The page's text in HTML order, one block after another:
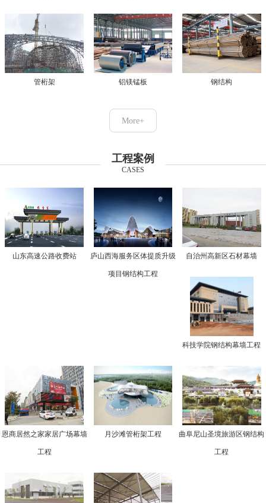
管桁架 铝镁锰板 钢结构
More+
工程案例
CASES
山东高速公路收费站 庐山西海服务区体提质升级
项目钢结构工程
自治州高新区石材幕墙
科技学院钢结构幕墙工程
恩商居然之家家居广场幕墙
工程
月沙滩管桁架工程 曲阜尼山圣境旅游区钢结构
工程